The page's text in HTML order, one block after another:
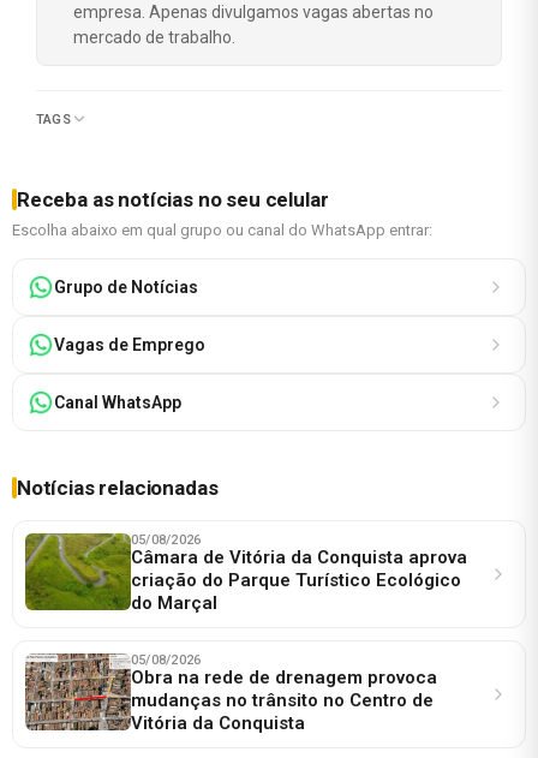
empresa. Apenas divulgamos vagas abertas no
mercado de trabalho.
TAGS
Receba as notícias no seu celular
Escolha abaixo em qual grupo ou canal do WhatsApp entrar:
Grupo de Notícias
Vagas de Emprego
Canal WhatsApp
Notícias relacionadas
05/08/2026
Câmara de Vitória da Conquista aprova
criação do Parque Turístico Ecológico
do Marçal
05/08/2026
Obra na rede de drenagem provoca
mudanças no trânsito no Centro de
Vitória da Conquista